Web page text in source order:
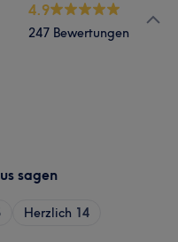
4.9
247 Bewertungen
sagen
Herzlich 14